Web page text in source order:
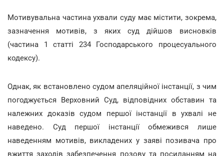
Мотивувальна частина ухвали суду має містити, зокрема,
зазначення мотивів, з яких суд дійшов висновків
(частина 1 статті 234 Господарського процесуального
кодексу).
Однак, як встановлено судом апеляційної інстанції, з чим
погоджується Верховний Суд, відповідних обставин та
належних доказів судом першої інстанції в ухвалі не
наведено. Суд першої інстанції обмежився лише
наведенням мотивів, викладених у заяві позивача про
вжиття заходів забезпечення позову та посиланням на